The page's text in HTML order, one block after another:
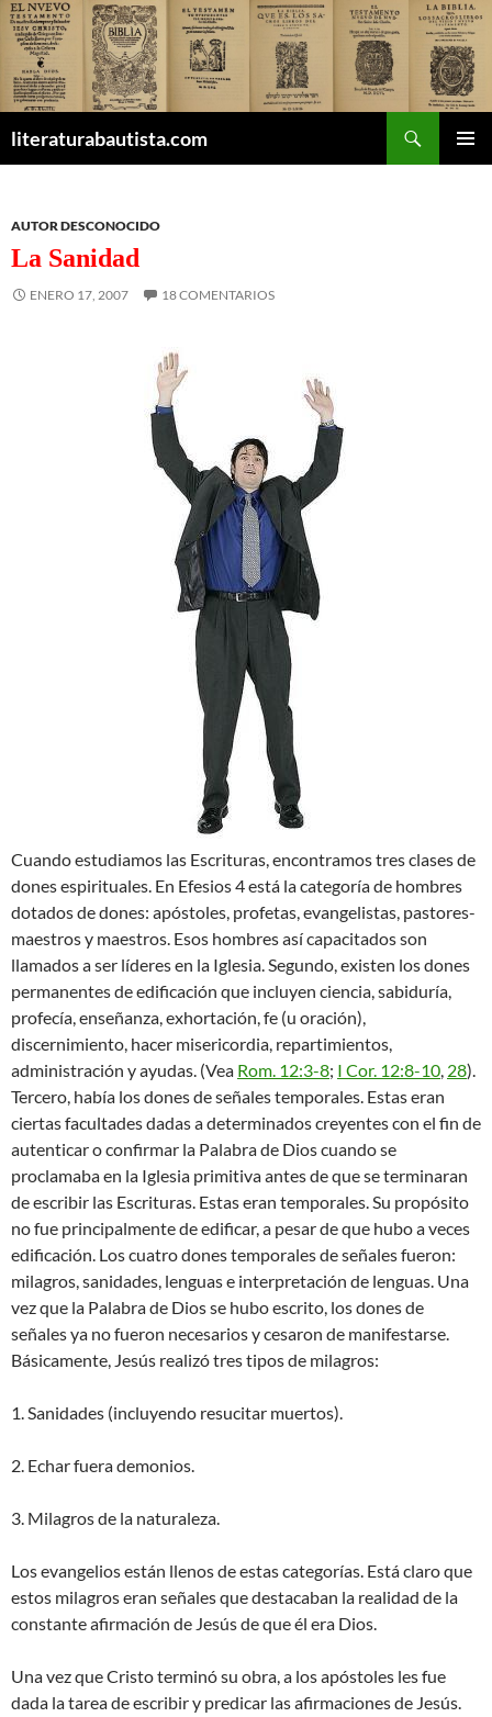
literaturabautista.com
AUTOR DESCONOCIDO
La Sanidad
ENERO 17, 2007 18 COMENTARIOS
Cuando estudiamos las Escrituras, encontramos tres clases de
dones espirituales. En Efesios 4está la categoría de hombres
dotados de dones: apóstoles, profetas, evangelistas, pastores-
maestros y maestros. Esos hombres así capacitados son
llamados a ser líderes en la Iglesia. Segundo, existen los dones
permanentes de edificación que incluyen ciencia, sabiduría,
profecía, enseñanza, exhortación, fe (u oración),
discernimiento, hacer misericordia, repartimientos,
administración y ayudas. (Vea Rom. 12:3-8; I Cor. 12:8-10, 28).
Tercero, había los dones de señales temporales. Estas eran
ciertas facultades dadas a determinados creyentes con el fin de
autenticar o confirmar la Palabra de Dios cuando se
proclamaba en la Iglesia primitiva antes de que se terminaran
de escribir las Escrituras. Estas eran temporales. Su propósito
no fue principalmente de edificar, a pesar de que hubo a veces
edificación. Los cuatro dones temporales de señales fueron:
milagros, sanidades, lenguas e interpretación de lenguas. Una
vez que la Palabra de Dios se hubo escrito, los dones de
señales ya no fueron necesarios y cesaron de manifestarse.
Básicamente, Jesús realizó tres tipos de milagros:
1. Sanidades (incluyendo resucitar muertos).
2. Echar fuera demonios.
3. Milagros de la naturaleza.
Los evangelios están llenos de estas categorías. Está claro que
estos milagros eran señales que destacaban la realidad de la
constante afirmación de Jesús de que él era Dios.
Una vez que Cristo terminó su obra, a los apóstoles les fue
dada la tarea de escribir y predicar las afirmaciones de Jesús.